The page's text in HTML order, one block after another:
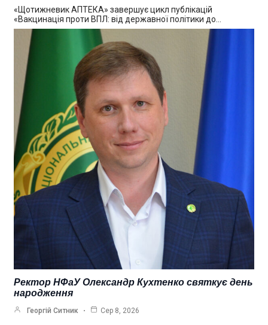
«Щотижневик АПТЕКА» завершує цикл публікацій
«Вакцинація проти ВПЛ: від державної політики до…
Ректор НФаУ Олександр Кухтенко святкує день
народження
Георгій Ситник Сер 8, 2026